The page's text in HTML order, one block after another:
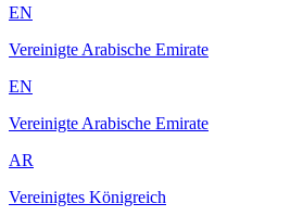
EN
Vereinigte Arabische Emirate
EN
Vereinigte Arabische Emirate
AR
Vereinigtes Königreich